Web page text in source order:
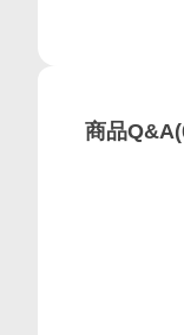
商品Q&A(